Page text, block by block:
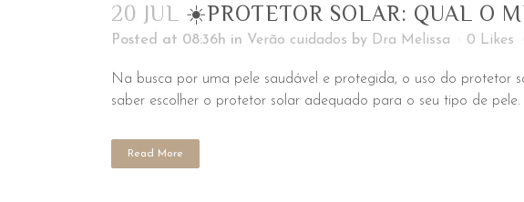
20 JUL ☀️PROTETOR SOLAR: QUAL O
Posted at 08:36h in Verão cuidados by Dra Melissa 0 Likes
Na busca por uma pele saudável e protegida, o uso do protetor
saber escolher o protetor solar adequado para o seu tipo de
Read More